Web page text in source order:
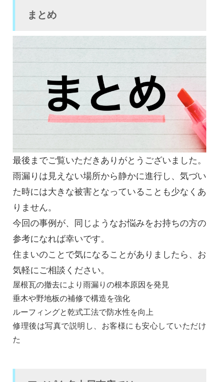
まとめ
最後までご覧いただきありがとうございました。
雨漏りは見えない場所から静かに進行し、気づい
た時には大きな被害となっていることも少なくあ
りません。
今回の事例が、同じようなお悩みをお持ちの方の
参考になれば幸いです。
住まいのことで気になることがありましたら、お
気軽にご相談ください。
屋根瓦の撤去により雨漏りの根本原因を発見
垂木や野地板の補修で構造を強化
ルーフィングと乾式工法で防水性を向上
修理後は写真で説明し、お客様にも安心していただけ
た